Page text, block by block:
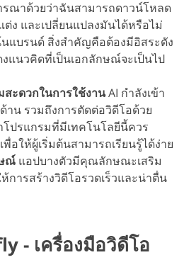
รณาด้วยว่าฉันสามารถดาวน์โหลด
ต่ง และเปลี่ยนแปลงมันได้หรือไม่
นแบรนด์ สิ่งสำคัญคือต้องมีอิสระดัง
แนวคิดที่เป็นเอกลักษณ์จะเป็นไป
ะดวกในการใช้งานAI กำลังเข้า
น รวมถึงการตัดต่อวิดีโอด้วย
ปรแกรมที่มีเทคโนโลยีนี้ควร
อให้ผู้เริ่มต้นสามารถเรียนรู้ได้ง่าย
ณ์ แอปบางตัวมีคุณลักษณะเสริม
การสร้างวิดีโอรวดเร็วและน่าตื่น
- เครื่องมือวิดีโอ